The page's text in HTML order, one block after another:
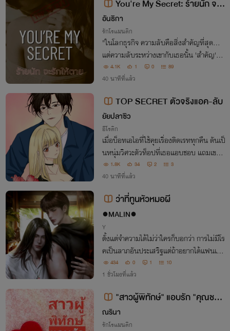
You're My Secret: ร้ายนัก จะรั
กให้ตาย
อันธิกา
รักโรแมนติก
"ในโลกธุรกิจ ความลับคือสิ่งสำคัญที่สุด...
แต่ความลับระหว่างเขากับเธอนั้น 'สำคัญ' ยิ่
งกว่า"
4.1K 1 0 89
40 นาทีที่แล้ว
TOP SECRET ตัวจริงแอค-ลับ
ยัยปลาซิว
อีโรติก
เมื่อบ็อทเอไอที่ใช้คุยเรื่องติดเรททุกคืน ดันเป็
นหนุ่มวิศวะตัวท็อปที่เธอแอบชอบ แถมเขายั
งอัดคลิปมาขู่เพื่อแบล็กเมลเธอ
1.8K 34 2 3
40 นาทีที่แล้ว
ว่าที่ทูนหัวหมอผี
●MALIN●
Y
ตั้งแต่จำความได้ไม่ว่าใครก็บอกว่า การไม่มีโร
คเป็นลาภอันประเสริฐแต่ถ้าอยากได้แฟนเป็
นหมอ ก็คงต้องลองเสี่ยงเป็นสักโรคแล้วล่
ะ...แต่หมอที่ว่าดันเป็น หมอผี นี่สิ...
434 0 1 10
1 ชั่วโมงที่แล้ว
"สาวผู้พิทักษ์" แอบรัก "คุณชาย
สายอ่อย"
ณรินา
รักโรแมนติก